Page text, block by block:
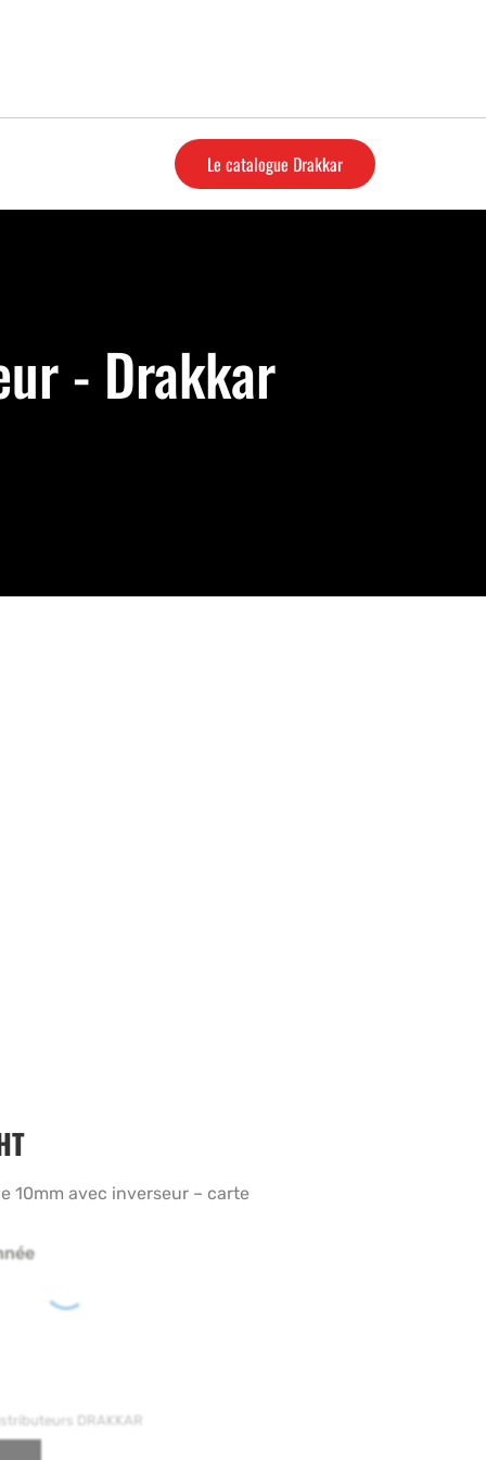
Le catalogue Drakkar
- Drakkar
10mm avec inverseur – carte
DRAKKAR